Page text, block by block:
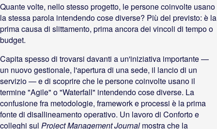
Quante volte, nello stesso progetto, le persone coinvolte usano
la stessa parola intendendo cose diverse? Più del previsto: è la
prima causa di slittamento, prima ancora dei vincoli di tempo o
budget.
Capita spesso di trovarsi davanti a un'iniziativa importante —
un nuovo gestionale, l'apertura di una sede, il lancio di un
servizio — e di scoprire che le persone coinvolte usano il
termine "Agile" o "Waterfall" intendendo cose diverse. La
confusione fra metodologie, framework e processi è la prima
fonte di disallineamento operativo. Un lavoro di Conforto e
colleghi sul Project Management Journal mostra che la